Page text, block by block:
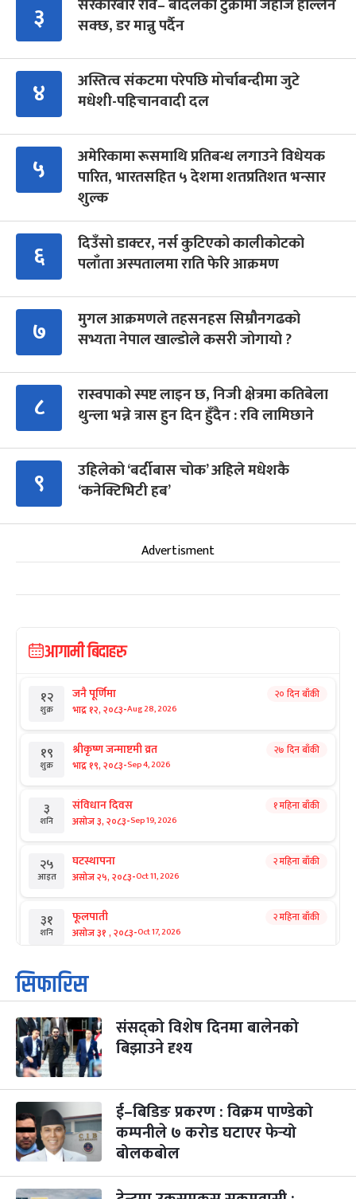
३
सरकारबारे रवि– बादलको टुक्रामा जहाज हल्लिन
सक्छ, डर मान्नु पर्दैन
४
अस्तित्व संकटमा परेपछि मोर्चाबन्दीमा जुटे
मधेशी-पहिचानवादी दल
५
अमेरिकामा रूसमाथि प्रतिबन्ध लगाउने विधेयक
पारित, भारतसहित ५ देशमा शतप्रतिशत भन्सार
शुल्क
६
दिउँसो डाक्टर, नर्स कुटिएको कालीकोटको
पलाँता अस्पतालमा राति फेरि आक्रमण
७
मुगल आक्रमणले तहसनहस सिम्रौनगढको
सभ्यता नेपाल खाल्डोले कसरी जोगायो ?
८
रास्वपाको स्पष्ट लाइन छ, निजी क्षेत्रमा कतिबेला
थुन्ला भन्ने त्रास हुन दिन हुँदैन : रवि लामिछाने
९
उहिलेको ‘बर्दीबास चोक’ अहिले मधेशकै
‘कनेक्टिभिटी हब’
Advertisment
आगामी बिदाहरु
१२
शुक्र
जनै पूर्णिमा
भाद्र १२, २०८३-Aug 28, 2026
२० दिन बाँकी
१९
शुक्र
श्रीकृष्ण जन्माष्टमी व्रत
भाद्र १९, २०८३-Sep 4, 2026
२७ दिन बाँकी
३
शनि
संविधान दिवस
असोज ३, २०८३-Sep 19, 2026
१ महिना बाँकी
२५
आइत
घटस्थापना
असोज २५, २०८३-Oct 11, 2026
२ महिना बाँकी
३१
शनि
फूलपाती
असोज ३१ , २०८३-Oct 17, 2026
२ महिना बाँकी
१
आइत
कार्तिक सङ्क्रान्ति
कार्तिक १, २०८३
३
मंगल
महानवमी
कार्तिक ३, २०८३-Oct 20, 2026
२ महिना बाँकी
४
बुध कार्तिक ४, २०८३ -Oct 21, 2026
५
बिहि
पापा‌ङ्कुशा एकादशी व्रत
कार्तिक ५, २०८३-Oct 22, 2026
२ महिना बाँकी
सिफारिस
संसद्को विशेष दिनमा बालेनको
बिझाउने दृश्य
ई–बिडिङ प्रकरण : विक्रम पाण्डेको
कम्पनीले ७ करोड घटाएर फेर्‍यो
बोलकबोल